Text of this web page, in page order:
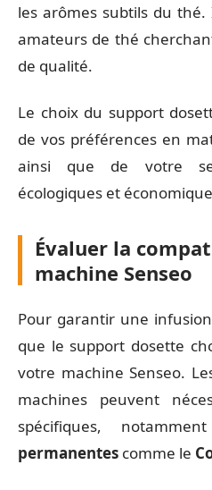
les arômes subtils du
amateurs de thé
de qualité.
Le choix du support
de vos préférences en
ainsi que de votre
écologiques et
Évaluer la
machine Senseo
Pour garantir une
que le support dosette
votre machine Senseo.
machines peuvent
spécifiques,
permanentes comme le